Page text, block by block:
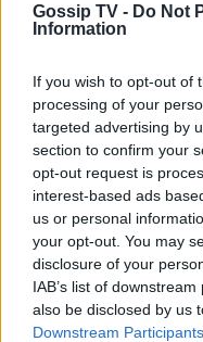
Gossip TV - Do Not
Information
If you wish to opt-out of
processing of your
targeted advertising by
section to confirm your
opt-out request is
interest-based ads
us or personal
your opt-out. You may
disclosure of your
IAB’s list of
also be disclosed by us
Downstream Participants
SHOWBIZ
επίγειο παράδεισο
Πολυνησίας
SHOWBIZ
Άννα Ζηρδέλη - Άρθουρ
Παπαδόπουλος:
Αυστραλία για να
διακοπές τους
Σέρρες: «Δεν ήταν
πραγματογνώμονα